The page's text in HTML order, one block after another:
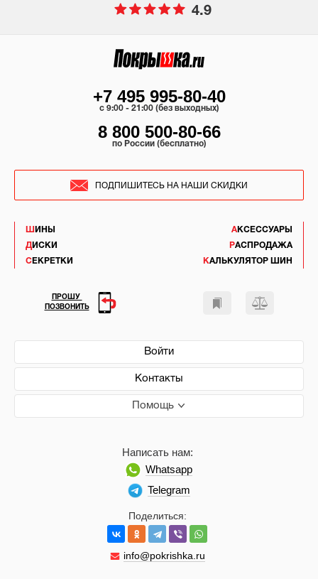
4.9
ШИНЫ
ДИСКИ
СЕКРЕТКИ
АКСЕССУАРЫ
РАСПРОДАЖА
КАЛЬКУЛЯТОР ШИН
Войти
Контакты
Помощь
Поделиться:
info@pokrishka.ru
Написать нам:
Whatsapp
Telegram
+7 495 995-80-40
c 9:00 - 21:00 (без выходных)
8 800 500-80-66
по России (бесплатно)
ПОДПИШИТЕСЬ НА НАШИ СКИДКИ
ПРОШУ
ПОЗВОНИТЬ